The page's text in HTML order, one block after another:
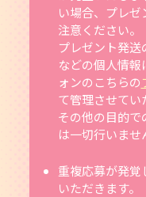
い場合、プレ
注意ください。
プレゼント発
などの個人情
ォンのこちらの
て管理させてい
その他の目的
は一切行いませ
重複応募が発
いただきます。